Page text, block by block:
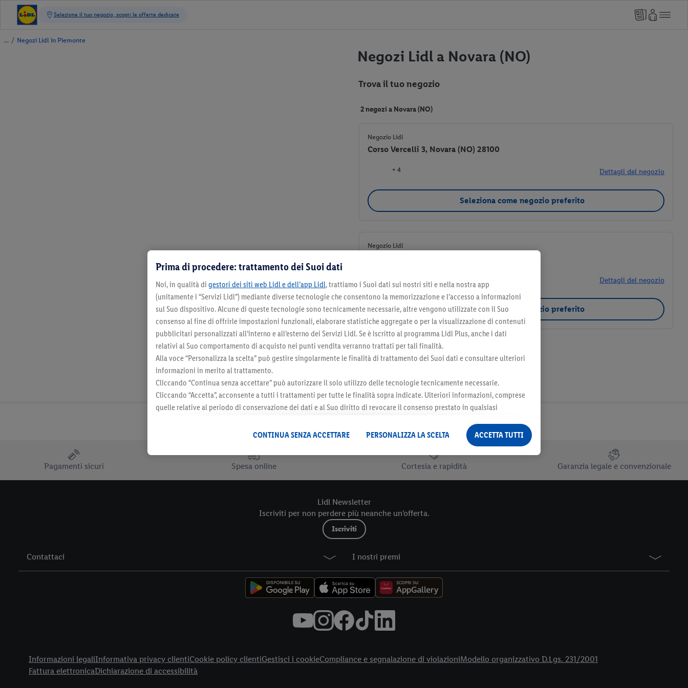
/ Negozi Lidl in Piemonte
Negozi Lidl a Novara (NO)
Trova il tuo negozio
2 negozi a Novara (NO)
Negozio Lidl
Corso Vercelli 3, Novara (NO) 28100
+ 4 Dettagli del negozio
Seleziona come negozio preferito
Negozio Lidl
Dettagli del negozio
Seleziona come negozio preferito
Pagamenti sicuri Spesa online Cortesia e rapidità Garanzia legale e convenzionale
Lidl Newsletter
Iscriviti per non perdere più neanche un'offerta.
Iscriviti
Contattaci I nostri premi
Informazioni legaliInformativa privacy clientiCookie policy clientiGestisci i cookieCompliance e segnalazione di violazioniModello organizzativo D.Lgs. 231/2001
Fattura elettronicaDichiarazione di accessibilità
Prima di procedere: trattamento dei Suoi dati
Noi, in qualità di gestori dei siti web Lidl e dell’app Lidl, trattiamo i Suoi dati sui nostri siti e nella nostra app
(unitamente i “Servizi Lidl”) mediante diverse tecnologie che consentono la memorizzazione e l’accesso a informazioni
sul Suo dispositivo. Alcune di queste tecnologie sono tecnicamente necessarie, altre vengono utilizzate con il Suo
consenso al fine di offrirle impostazioni funzionali, elaborare statistiche aggregate o per la visualizzazione di contenuti
pubblicitari personalizzati all’interno e all’esterno dei Servizi Lidl. Se è iscritto al programma Lidl Plus, anche i dati
relativi al Suo comportamento di acquisto nei punti vendita verranno trattati per tali finalità.
Alla voce “Personalizza la scelta” può gestire singolarmente le finalità di trattamento dei Suoi dati e consultare ulteriori
informazioni in merito al trattamento.
Cliccando “Continua senza accettare” può autorizzare il solo utilizzo delle tecnologie tecnicamente necessarie.
Cliccando “Accetta”, acconsente a tutti i trattamenti per tutte le finalità sopra indicate. Ulteriori informazioni, comprese
quelle relative al periodo di conservazione dei dati e al Suo diritto di revocare il consenso prestato in qualsiasi
CONTINUA SENZA ACCETTARE PERSONALIZZA LA SCELTA ACCETTA TUTTI